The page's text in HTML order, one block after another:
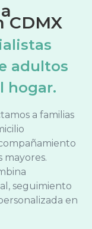
CDMX
adultos
hogar.
a familias
seguimiento
en